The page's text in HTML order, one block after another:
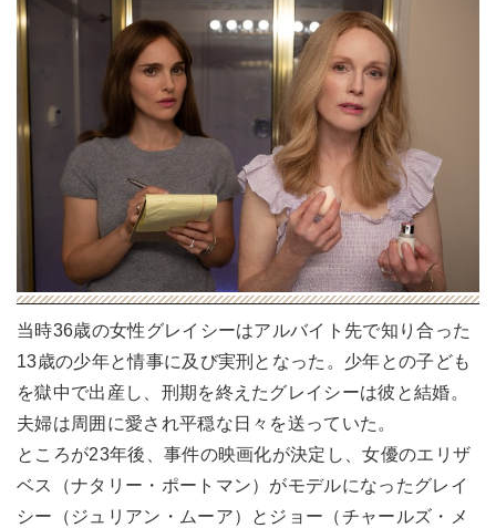
当時36歳の女性グレイシーはアルバイト先で知り合った
13歳の少年と情事に及び実刑となった。少年との子ども
を獄中で出産し、刑期を終えたグレイシーは彼と結婚。
夫婦は周囲に愛され平穏な日々を送っていた。
ところが23年後、事件の映画化が決定し、女優のエリザ
ベス（ナタリー・ポートマン）がモデルになったグレイ
シー（ジュリアン・ムーア）とジョー（チャールズ・メ